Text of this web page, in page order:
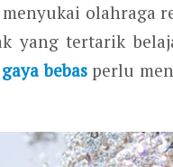
olahraga
yang tertarik
bebasperlu